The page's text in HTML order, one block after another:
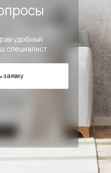
удобный
специалист
заявку